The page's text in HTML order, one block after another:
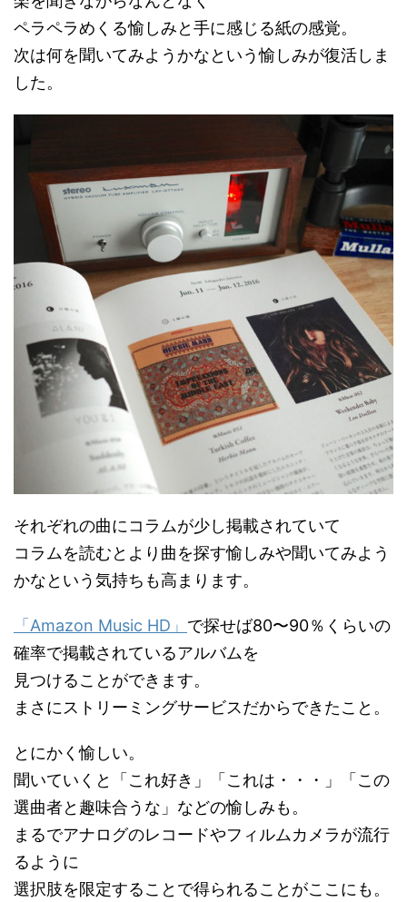
ペラペラめくる愉しみと手に感じる紙の感覚。
次は何を聞いてみようかなという愉しみが復活しま
した。
それぞれの曲にコラムが少し掲載されていて
コラムを読むとより曲を探す愉しみや聞いてみよう
かなという気持ちも高まります。
「Amazon Music HD」 で探せば80〜90％くらいの
確率で掲載されているアルバムを
見つけることができます。
まさにストリーミングサービスだからできたこと。
とにかく愉しい。
聞いていくと「これ好き」「これは・・・」「この
選曲者と趣味合うな」などの愉しみも。
まるでアナログのレコードやフィルムカメラが流行
るように
選択肢を限定することで得られることがここにも。